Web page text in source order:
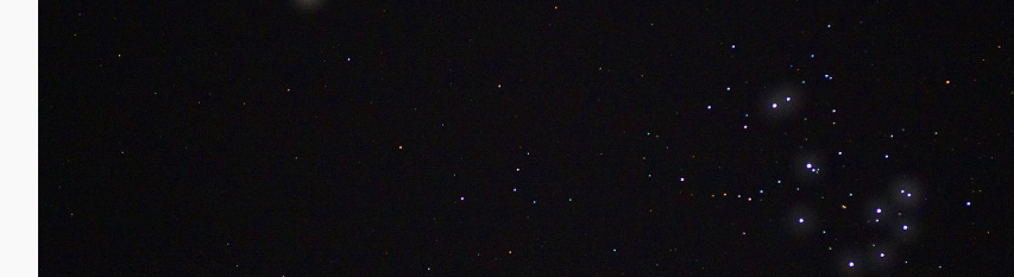
navegación
Marte y las Pléyades, captados la noche del pasado 6 de marzo. Crédito: Erasto Villalón Sánchez